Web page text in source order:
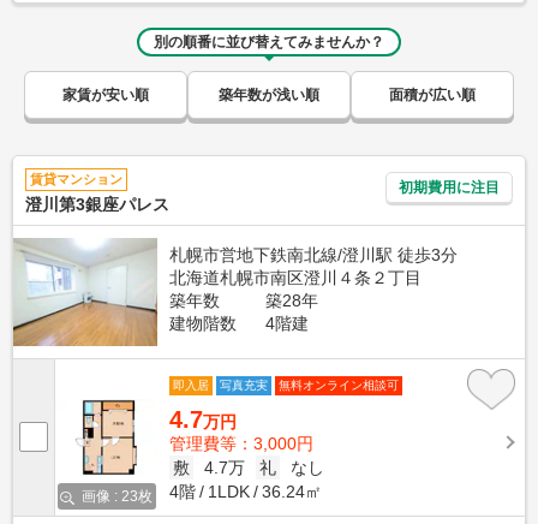
別の順番に並び替えてみませんか？
家賃が安い順 築年数が浅い順 面積が広い順
賃貸マンション
澄川第3銀座パレス
初期費用に注目
札幌市営地下鉄南北線/澄川駅 徒歩3分
北海道札幌市南区澄川４条２丁目
築年数
築28年
建物階数
4階建
画像 : 23枚
即入居 写真充実 無料オンライン相談可
4.7万円
管理費等：3,000円
敷
4.7万 礼
なし
4階
1LDK 36.24㎡